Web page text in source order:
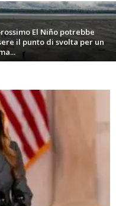
El Niño potrebbe
il punto di svolta per un